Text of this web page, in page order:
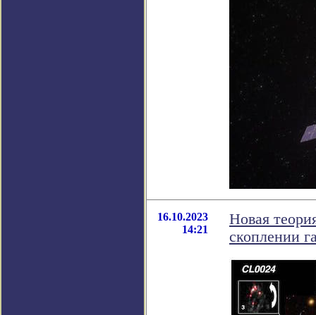
16.10.2023
14:21
Новая
скоплении